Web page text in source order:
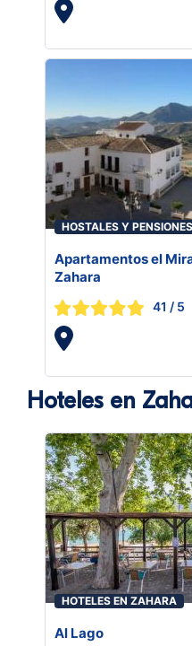
HOSTALES Y
Apartamentos el
Zahara
41 / 5
Hoteles en
HOTELES EN ZAHARA
Al Lago